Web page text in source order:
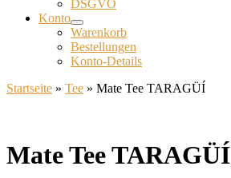
DSGVO
Konto
Warenkorb
Bestellungen
Konto-Details
Startseite » Tee » Mate Tee TARAGÜÍ
Mate Tee TARAGÜÍ